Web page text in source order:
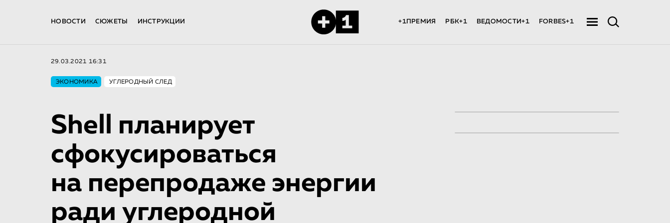
НОВОСТИ СЮЖЕТЫ ИНСТРУКЦИИ +1ПРЕМИЯ РБК+1 ВЕДОМОСТИ+1 FORBES+1
29.03.2021 16:31
ЭКОНОМИКА УГЛЕРОДНЫЙ СЛЕД
Shell планирует
сфокусироваться
на перепродаже энергии
ради углеродной